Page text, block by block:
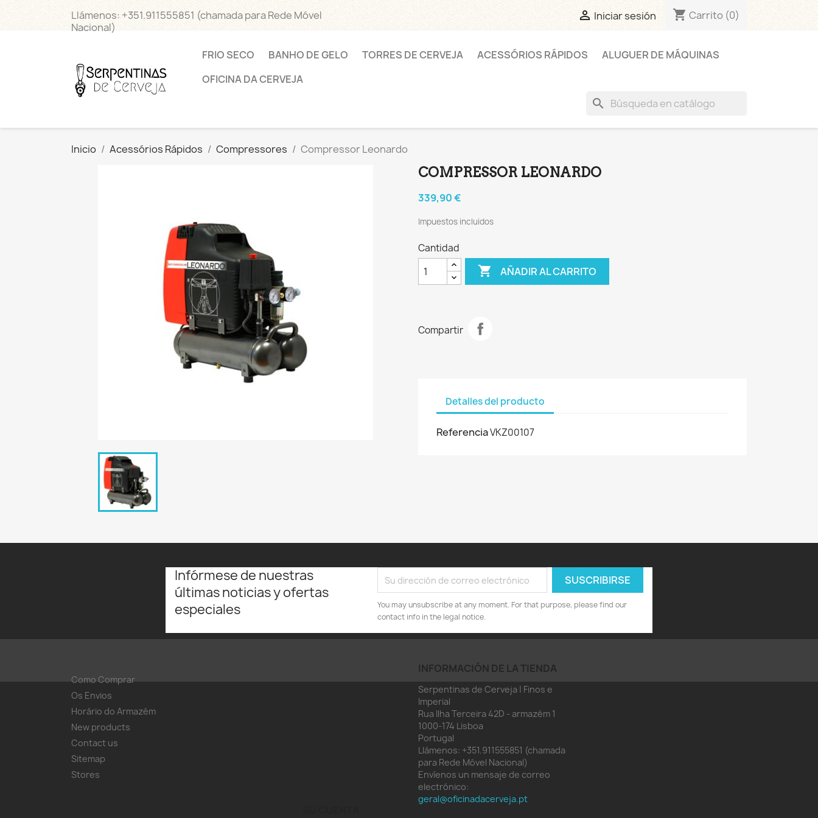
Llámenos: +351.911555851 (chamada para Rede Móvel
Nacional)
 Iniciar sesión shopping_cart Carrito (0)
FRIO SECO BANHO DE GELO TORRES DE CERVEJA ACESSÓRIOS RÁPIDOS
ALUGUER DE MÁQUINAS
OFICINA DA CERVEJA
search
Inicio Acessórios Rápidos Compressores Compressor Leonardo
COMPRESSOR LEONARDO
339,90 €
Impuestos incluidos
Cantidad
 AÑADIR AL CARRITO
Compartir
Detalles del producto
ReferenciaVKZ00107
Infórmese de nuestras
últimas noticias y ofertas
especiales
You may unsubscribe at any moment. For that purpose, please find our
contact info in the legal notice.
Como Comprar
Os Envios
Horário do Armazém
New products
Contact us
Sitemap
Stores
INFORMACIÓN DE LA TIENDA
Serpentinas de Cerveja | Finos e
Imperial
Rua Ilha Terceira 42D - armazém 1
1000-174 Lisboa
Portugal
Llámenos: +351.911555851 (chamada
para Rede Móvel Nacional)
Envíenos un mensaje de correo
electrónico:
geral@oficinadacerveja.pt